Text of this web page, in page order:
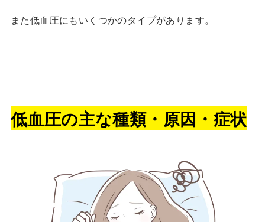
また低血圧にもいくつかのタイプがあります。
低血圧の主な種類・原因・症状